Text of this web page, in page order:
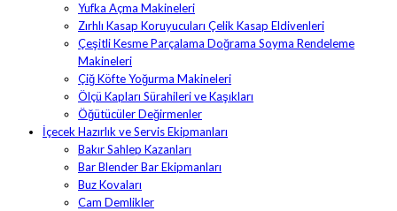
Yufka Açma Makineleri
Zırhlı Kasap Koruyucuları Çelik Kasap Eldivenleri
Çeşitli Kesme Parçalama Doğrama Soyma Rendeleme
Makineleri
Çiğ Köfte Yoğurma Makineleri
Ölçü Kapları Sürahileri ve Kaşıkları
Öğütücüler Değirmenler
İçecek Hazırlık ve Servis Ekipmanları
Bakır Sahlep Kazanları
Bar Blender Bar Ekipmanları
Buz Kovaları
Cam Demlikler